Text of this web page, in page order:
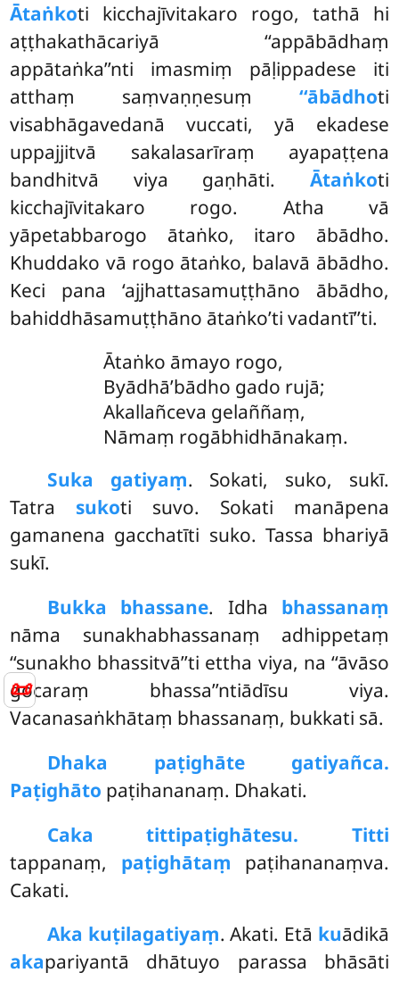
📜
Ātaṅkoti kicchajīvitakaro rogo, tathā hi
aṭṭhakathācariyā ‘‘appābādhaṃ
appātaṅka’’nti imasmiṃ pāḷippadese iti
atthaṃ saṃvaṇṇesuṃ ‘‘ābādhoti
visabhāgavedanā vuccati, yā ekadese
uppajjitvā sakalasarīraṃ ayapaṭṭena
bandhitvā viya gaṇhāti. Ātaṅkoti
kicchajīvitakaro rogo. Atha vā
yāpetabbarogo ātaṅko, itaro ābādho.
Khuddako vā rogo ātaṅko, balavā ābādho.
Keci pana ‘ajjhattasamuṭṭhāno ābādho,
bahiddhāsamuṭṭhāno ātaṅko’ti vadantī’’ti.
Ātaṅko āmayo rogo,
Byādhā’bādho gado rujā;
Akallañceva gelaññaṃ,
Nāmaṃ rogābhidhānakaṃ.
Suka gatiyaṃ. Sokati, suko, sukī.
Tatra sukoti suvo. Sokati manāpena
gamanena gacchatīti suko. Tassa bhariyā
sukī.
Bukka bhassane. Idha bhassanaṃ
nāma sunakhabhassanaṃ adhippetaṃ
‘‘sunakho bhassitvā’’ti ettha viya, na ‘‘āvāso
gocaraṃ bhassa’’ntiādīsu viya.
Vacanasaṅkhātaṃ bhassanaṃ, bukkati sā.
Dhaka paṭighāte gatiyañca.
Paṭighāto paṭihananaṃ. Dhakati.
Caka tittipaṭighātesu. Titti
tappanaṃ, paṭighātaṃ paṭihananaṃva.
Cakati.
Aka kuṭilagatiyaṃ. Akati. Etā kuādikā
akapariyantā dhātuyo parassa bhāsāti